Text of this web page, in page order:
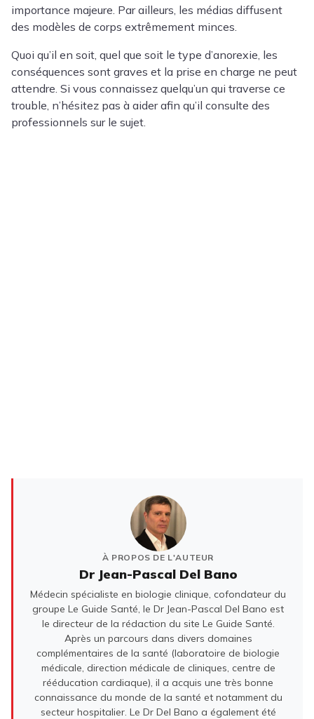
importance majeure. Par ailleurs, les médias diffusent
des modèles de corps extrêmement minces.
Quoi qu’il en soit, quel que soit le type d’anorexie, les
conséquences sont graves et la prise en charge ne peut
attendre. Si vous connaissez quelqu’un qui traverse ce
trouble, n’hésitez pas à aider afin qu’il consulte des
professionnels sur le sujet.
À PROPOS DE L'AUTEUR
Dr Jean-Pascal Del Bano
Médecin spécialiste en biologie clinique, cofondateur du
groupe Le Guide Santé, le Dr Jean-Pascal Del Bano est
le directeur de la rédaction du site Le Guide Santé.
Après un parcours dans divers domaines
complémentaires de la santé (laboratoire de biologie
médicale, direction médicale de cliniques, centre de
rééducation cardiaque), il a acquis une très bonne
connaissance du monde de la santé et notamment du
secteur hospitalier. Le Dr Del Bano a également été